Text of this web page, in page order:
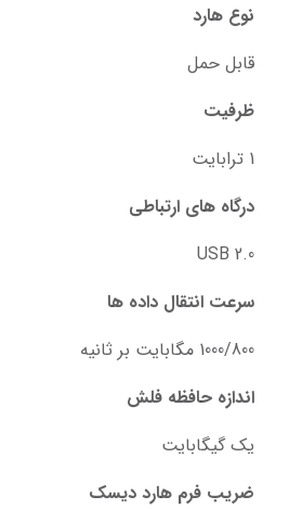
نوع هارد
قابل حمل
ظرفیت
1 ترابایت
درگاه های ارتباطی
USB 2.0
سرعت انتقال داده ها
1000/800 مگابایت بر ثانیه
اندازه حافظه فلش
یک گیگابایت
ضریب فرم هارد دیسک